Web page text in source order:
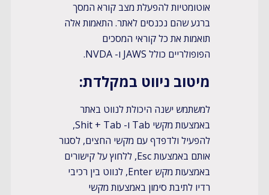
אוטומטיות להפעלת מצב קורא המסך
ברגע שהם נכנסים לאתר. התאמות אלה
תואמות את כל קוראי המסכים
הפופולריים כולל JAWS ו- NVDA.
​מיטוב ניווט במקלדת:
למשתמש ישנה היכולת לנווט באתר
באמצעות מקשי Tab ו- Shit + Tab,
להפעיל ולדפדף עם מקשי החצים, לסגור
אותם באמצעות Esc, ללחוץ על קישורים
באמצעות מקש Enter, לנווט בין רכיבי
רדיו לתיבת סימון באמצעות מקשי